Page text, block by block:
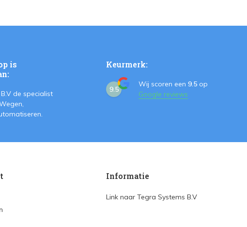
is
de specialist
Keurmerk:
9.5
Wij scoren een 9.5 op
Google reviews
Informatie
Link naar Tegra Systems B.V